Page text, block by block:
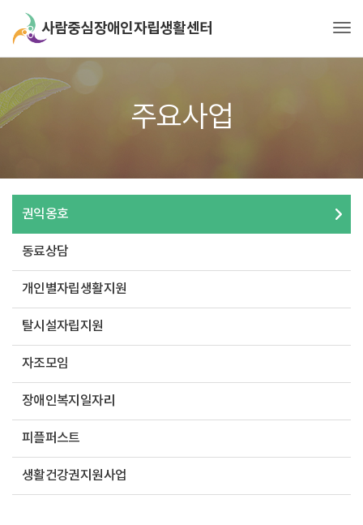
주요사업
권익옹호
동료상담
개인별자립생활지원
탈시설자립지원
자조모임
장애인복지일자리
피플퍼스트
생활건강권지원사업